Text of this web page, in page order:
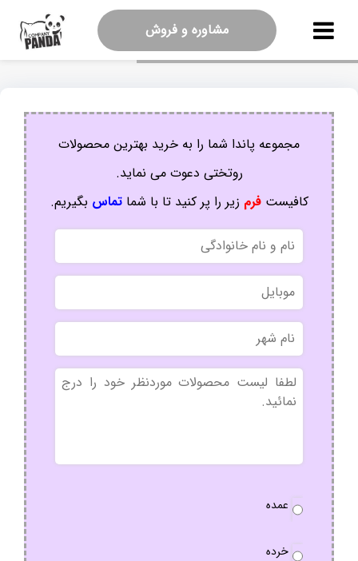
مشاوره و فروش
مجموعه پاندا شما را به خرید بهترین محصولات
روتختی دعوت می نماید.
کافیستفرم زیر را پر کنید تا با شماتماس بگیریم.
نام
و
نام
خانوادگی
موبایل
نام
شهر
بدون
عنوان
سفارش
عمده
خرده